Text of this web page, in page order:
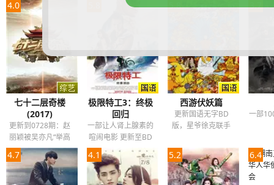
4.0
七十二层奇楼
(2017)
更新到0728期：赵
丽颖被吴亦凡“举高
高”
极限特工3：终极
回归
一部让人肾上腺素的
喧闹电影 更新至BD
国英双语中英双字
5.8
西游伏妖篇
更新国语无字BD
版，星爷徐克联手
3.7
一部
4.7 4.1 5.2 6.4